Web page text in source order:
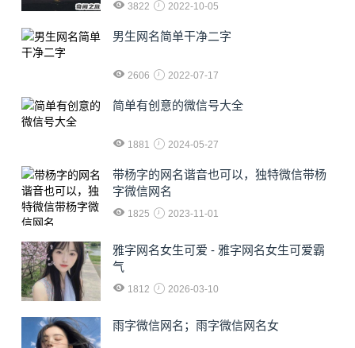
3822 2022-10-05
男生网名简单干净二字
2606 2022-07-17
简单有创意的微信号大全
1881 2024-05-27
​带杨字的网名谐音也可以，独特微信带杨
字微信网名
1825 2023-11-01
雅字网名女生可爱 - 雅字网名女生可爱霸
气
1812 2026-03-10
雨字微信网名；雨字微信网名女